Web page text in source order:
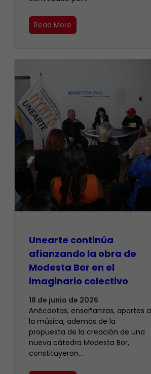
Read More
Unearte continúa
afianzando la obra de
Modesta Bor en el
imaginario colectivo
18 de junio de 2026
Anécdotas, enseñanzas, aportes a
la música, además de la
propuesta de la creación de una
nueva cátedra Modesta Bor,
constituyeron…